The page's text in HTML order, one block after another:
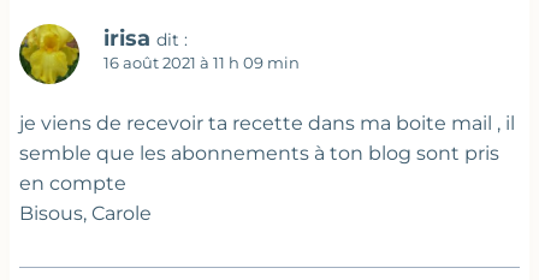
irisa dit :
16 août 2021 à 11 h 09 min
je viens de recevoir ta recette dans ma boite mail , il
semble que les abonnements à ton blog sont pris
en compte
Bisous, Carole